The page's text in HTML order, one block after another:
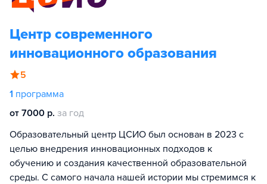
Центр современного
инновационного образования
5
1 программа
от 7000 р. за год
Образовательный центр ЦСИО был основан в 2023 с
целью внедрения инновационных подходов к
обучению и создания качественной образовательной
среды. С самого начала нашей истории мы стремимся к